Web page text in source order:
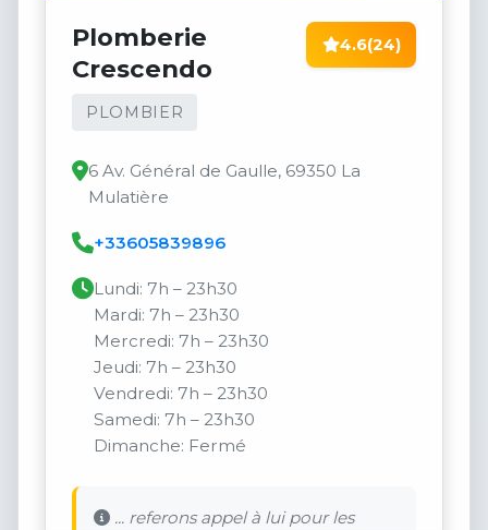
Plomberie
Crescendo
PLOMBIER
4.6(24)
6 Av. Général de Gaulle, 69350 La
Mulatière
+33605839896
Lundi: 7h – 23h30
Mardi: 7h – 23h30
Mercredi: 7h – 23h30
Jeudi: 7h – 23h30
Vendredi: 7h – 23h30
Samedi: 7h – 23h30
Dimanche: Fermé
... referons appel à lui pour les